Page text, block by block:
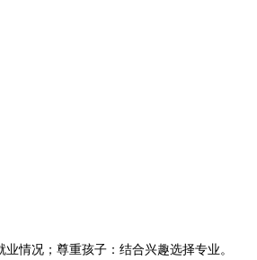
情况；尊重孩子：结合兴趣选择专业。